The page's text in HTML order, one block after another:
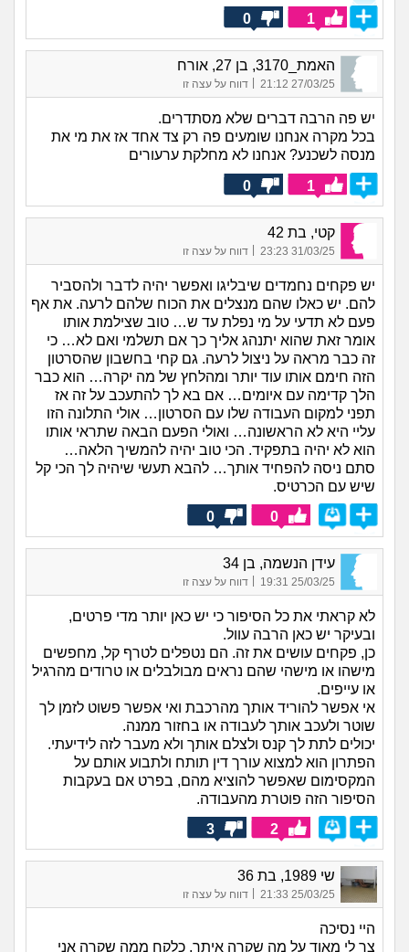
1
0
האמת_3170, בן 27, אורח
27/03/25 21:12 דווח על עצה זו
יש פה הרבה דברים שלא מסתדרים.
בכל מקרה אנחנו שומעים פה רק צד אחד אז את מי את
מנסה לשכנע? אנחנו לא מחלקת ערעורים
1
0
קטי, בת 42
31/03/25 23:23
| דווח על עצה זו
יש פקחים נחמדים שיבליגו ואפשר יהיה לדבר ולהסביר
להם. יש כאלו שהם מנצלים את הכוח שלהם לרעה. את אף
פעם לא תדעי על מי נפלת עד ש… טוב שצילמת אותו
אומר זאת שהוא יתנהג אליך כך אם תשלמי ואם לא… כי
זה כבר מראה על ניצול לרעה. גם קחי בחשבון שהסרטון
הזה חימם אותו עוד יותר ומהלחץ של מה יקרה… הוא כבר
הלך קדימה עם איומים… אם בא לך להתעכב על זה אז
תפני למקום העבודה שלו עם הסרטון… אולי התלונה הזו
עליי היא לא הראשונה… ואולי הפעם הבאה שתראי אותו
הוא לא יהיה בתפקיד. הכי טוב יהיה להמשיך הלאה…
סתם ניסה להפחיד אותך… להבא תעשי שיהיה לך הכי קל
שיש עם הכרטיס.
0
0
עידן הנשמה, בן 34
25/03/25 19:31
| דווח על עצה זו
לא קראתי את כל הסיפור כי יש כאן יותר מדי פרטים,
ובעיקר יש כאן הרבה עוול.
כן, פקחים עושים את זה. הם נטפלים לטרף קל, מחפשים
מישהו או מישהי שהם נראים מבולבלים או טרודים מהרגיל
או עייפים.
אי אפשר להוריד אותך מהרכבת ואי אפשר פשוט לזמן לך
שוטר ולעכב אותך לעבודה או בחזור ממנה.
יכולים לתת לך קנס ולצלם אותך ולא מעבר לזה לידיעתי.
הפתרון הוא למצוא עורך דין תותח ולתבוע אותם על
המקסימום שאפשר להוציא מהם, בפרט אם בעקבות
הסיפור הזה פוטרת מהעבודה.
2
3
שי 1989, בת 36
25/03/25 21:33 דווח על עצה זו
היי נסיכה
צר לי מאוד על מה שקרה איתך, כלקח ממה שקרה אני